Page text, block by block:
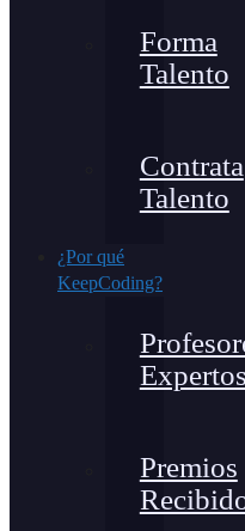
Forma
Talento
Contrata
Talento
¿Por qué
KeepCoding?
Expertos
Premios